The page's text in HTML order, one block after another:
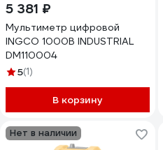
5 381 ₽
Мультиметр цифровой
INGCO 1000В INDUSTRIAL
DM110004
5(1)
В корзину
Нет в наличии